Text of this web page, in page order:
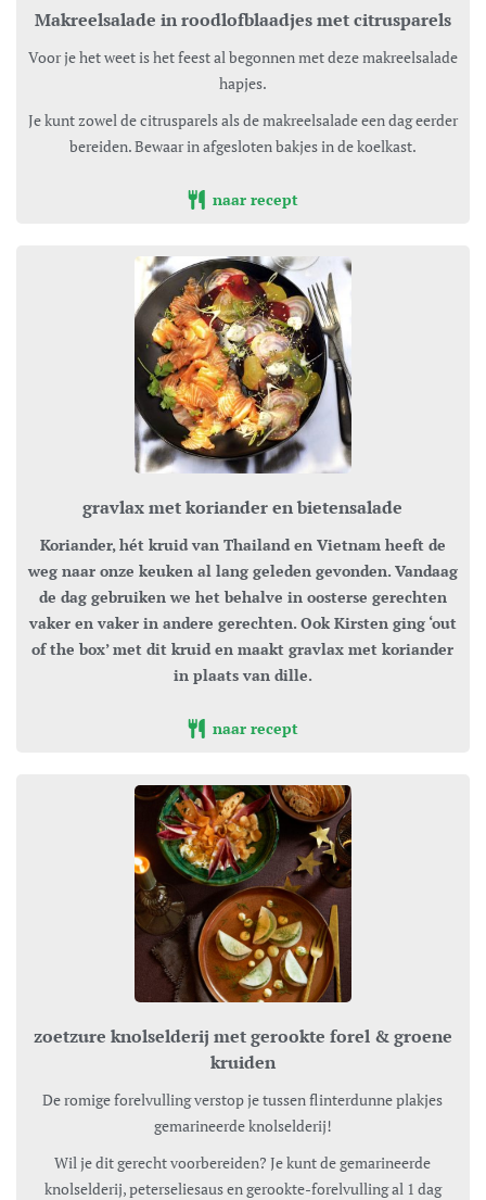
Makreelsalade in roodlofblaadjes met citrusparels
Voor je het weet is het feest al begonnen met deze makreelsalade
hapjes.
Je kunt zowel de citrusparels als de makreelsalade een dag eerder
bereiden. Bewaar in afgesloten bakjes in de koelkast.
naar recept
gravlax met koriander en bietensalade
Koriander, hét kruid van Thailand en Vietnam heeft de
weg naar onze keuken al lang geleden gevonden. Vandaag
de dag gebruiken we het behalve in oosterse gerechten
vaker en vaker in andere gerechten. Ook Kirsten ging ‘out
of the box’ met dit kruid en maakt gravlax met koriander
in plaats van dille.
naar recept
zoetzure knolselderij met gerookte forel & groene
kruiden
De romige forelvulling verstop je tussen flinterdunne plakjes
gemarineerde knolselderij!
Wil je dit gerecht voorbereiden? Je kunt de gemarineerde
knolselderij, peterseliesaus en gerookte-forelvulling al 1 dag